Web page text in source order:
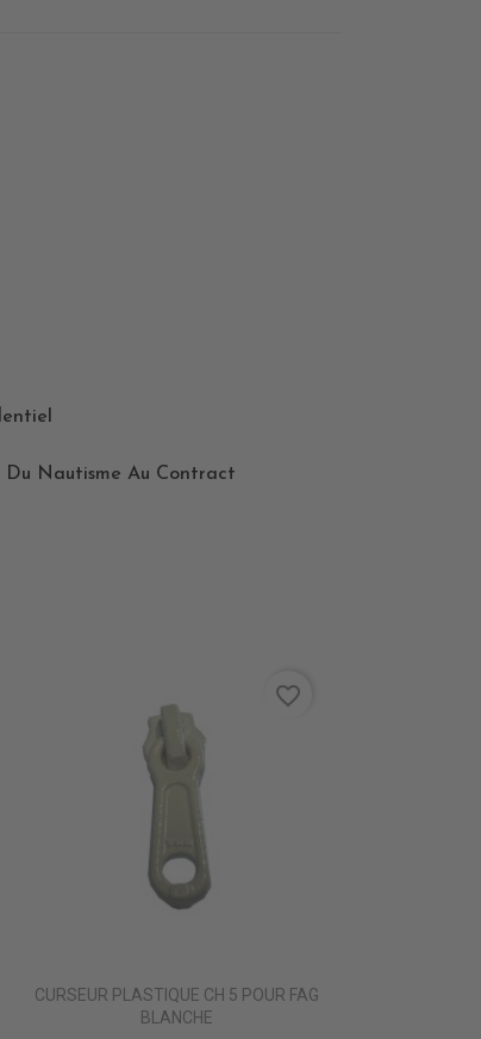
Du Nautisme Au Contract
CURSEUR PLASTIQUE CH 5 POUR FAG
BLANCHE
favorite_border